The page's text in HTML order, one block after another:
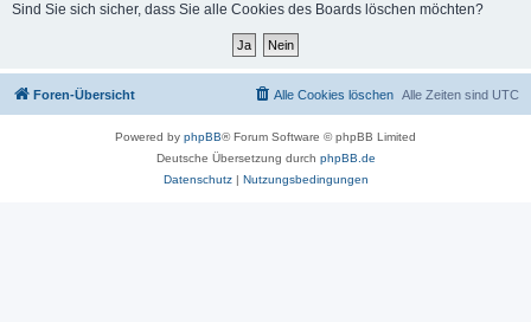
Sind Sie sich sicher, dass Sie alle Cookies des Boards löschen möchten?
Foren-Übersicht Alle Zeiten sind UTC
Alle Cookies löschen
Powered by phpBB® Forum Software © phpBB Limited
Deutsche Übersetzung durch phpBB.de
Datenschutz| Nutzungsbedingungen